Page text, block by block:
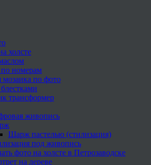
холсте
номерам
мозаика по фото
трансформер
живопись
Шарж пастелью (стилизация)
под живопись
фото на холсте в Петрозаводске
на дереве